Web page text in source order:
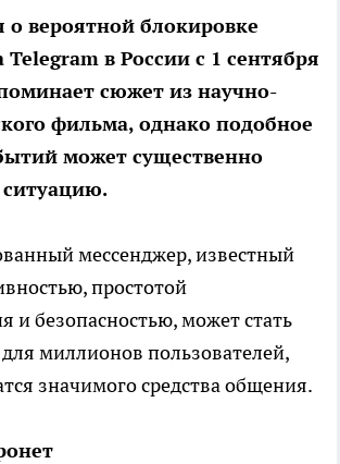
вероятной блокировке
в России с 1 сентября
сюжет из научно-
фильма, однако подобное
может существенно
мессенджер, известный
простотой
и безопасностью, может стать
миллионов пользователей,
значимого средства общения.